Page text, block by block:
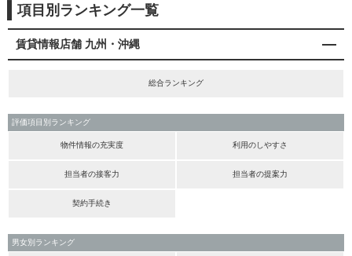
項目別ランキング一覧
賃貸情報店舗 九州・沖縄
総合ランキング
評価項目別ランキング
物件情報の充実度 利用のしやすさ
担当者の接客力 担当者の提案力
契約手続き
男女別ランキング